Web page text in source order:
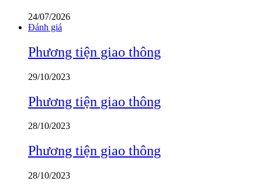
24/07/2026
Đánh giá
Phương tiện giao thông
29/10/2023
Phương tiện giao thông
28/10/2023
Phương tiện giao thông
28/10/2023